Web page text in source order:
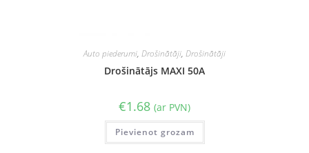
Auto piederumi, Drošinātāji, Drošinātāji
Drošinātājs MAXI 50A
€1.68 (ar PVN)
Pievienot grozam